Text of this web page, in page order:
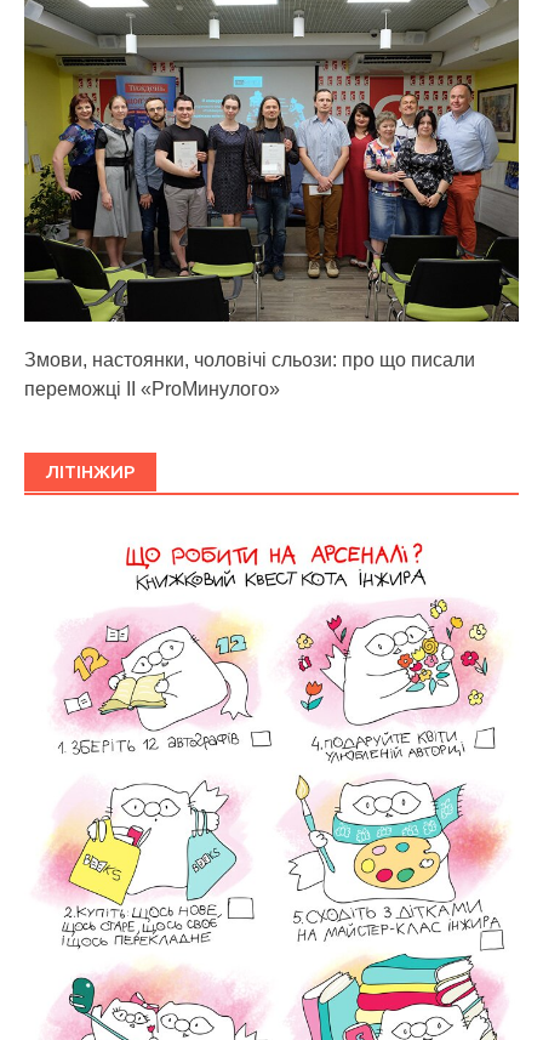
Змови, настоянки, чоловічі сльози: про що писали
переможці ІІ «ProМинулого»
ЛІТІНЖИР